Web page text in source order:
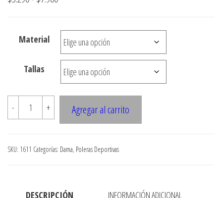
precios:
desde
$3.290
hasta
$7.900
Material
Tallas
-
1611
+ Agregar al carrito
SKU: 1611 Categorías: Dama, Poleras Deportivas
DESCRIPCIÓN INFORMACIÓN ADICIONAL